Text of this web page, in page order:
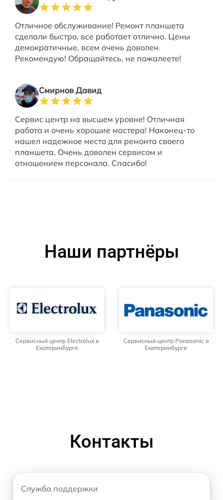
Отличное обслуживание! Ремонт планшета
сделали быстро, все работает отлично. Цены
демократичные, всем очень доволен.
Рекомендую! Обращайтесь, не пожалеете!
Смирнов Давид
Сервис центр на высшем уровне! Отличная
работа и очень хорошие мастера! Наконец-то
нашел надежное место для ремонта своего
планшета. Очень доволен сервисом и
отношением персонала. Спасибо!
Наши партнёры
Сервисный центр Electrolux в
Екатеринбурге
Сервисный центр Panasonic в
Екатеринбурге
Контакты
Служба поддержки